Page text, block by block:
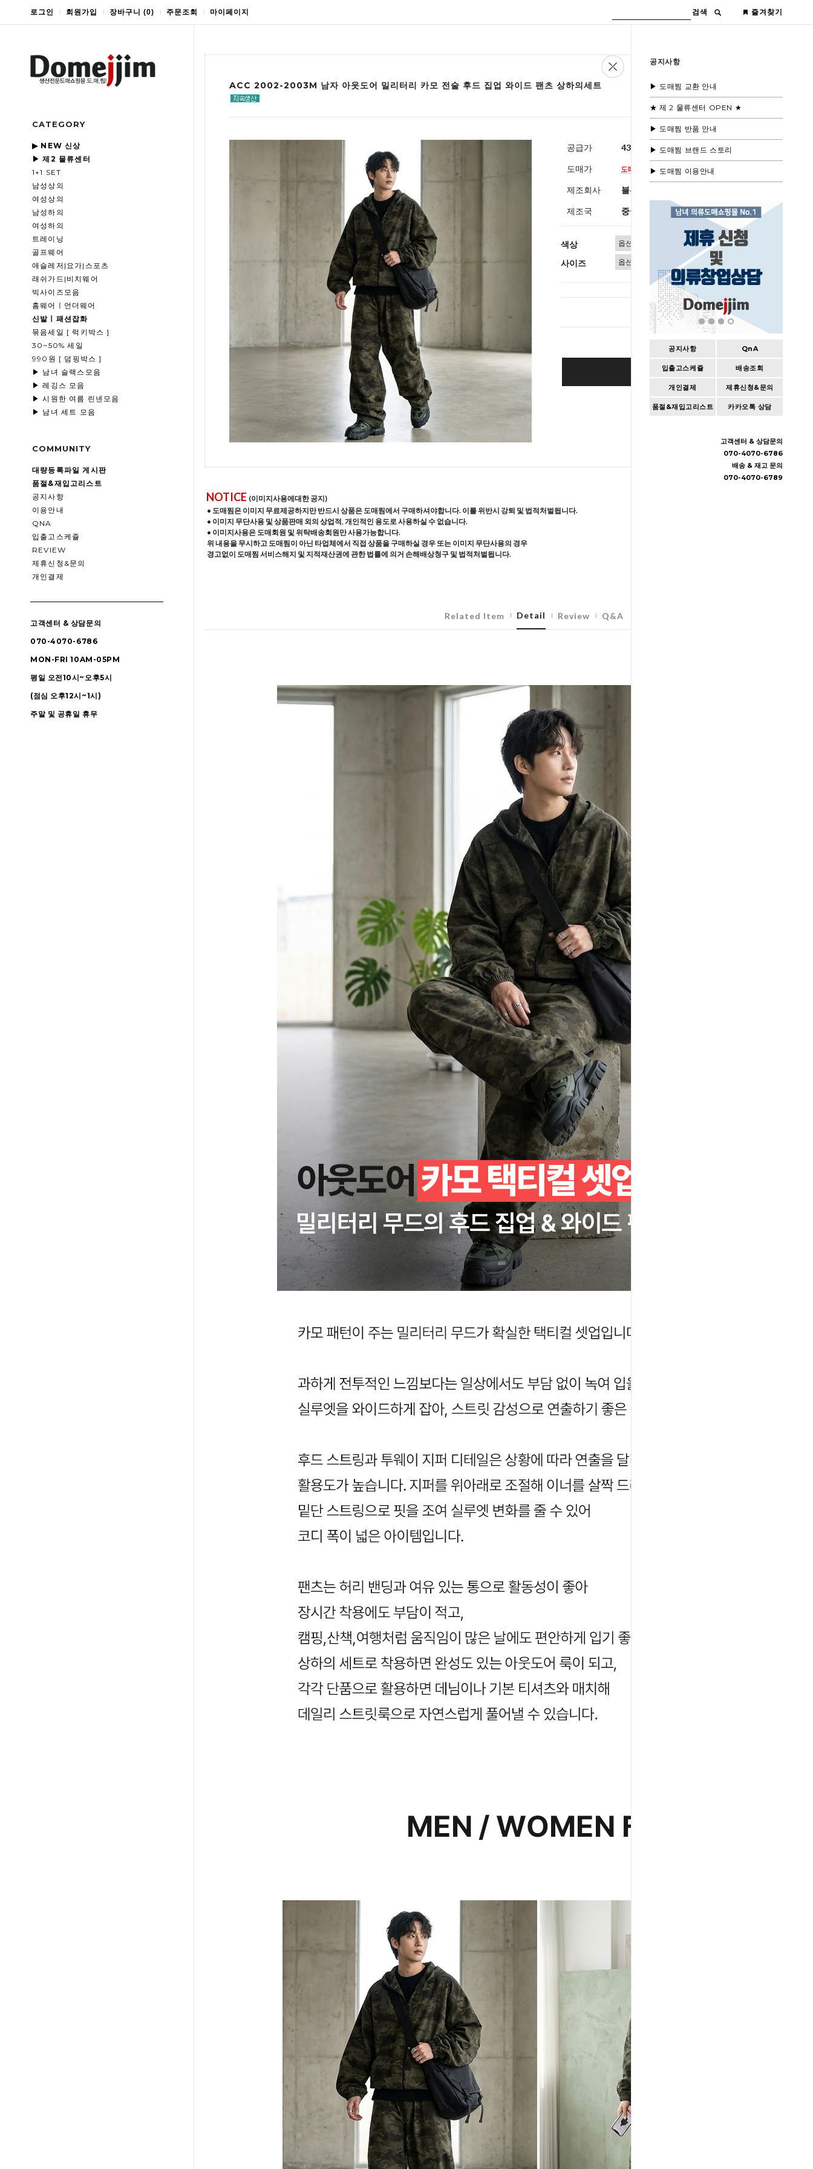
로그인 회원가입 장바구니 (0) 주문조회 마이페이지 검색 즐겨찾기
CATEGORY
▶ NEW 신상
▶ 제2 물류센터
1+1 SET
남성상의
여성상의
남성하의
여성하의
트레이닝
골프웨어
애슬레저|요가|스포츠
래쉬가드|비치웨어
빅사이즈모음
홈웨어ㅣ언더웨어
신발ㅣ패션잡화
묶음세일 [ 럭키박스 ]
30~50% 세일
990원 [ 덤핑박스 ]
▶ 남녀 슬랙스모음
▶ 레깅스 모음
▶ 시원한 여름 린넨모음
▶ 남녀 세트 모음
COMMUNITY
대량등록파일 게시판
품절&재입고리스트
공지사항
이용안내
QNA
입출고스케쥴
REVIEW
제휴신청&문의
개인결제
고객센터 & 상담문의
070-4070-6786
MON-FRI 10AM-05PM
평일 오전10시~오후5시
(점심 오후12시~1시)
주말 및 공휴일 휴무
공지사항
▶ 도매찜 교환 안내
★ 제 2 물류센터 OPEN ★
▶ 도매찜 반품 안내
▶ 도매찜 브랜드 스토리
▶ 도매찜 이용안내
공지사항 QnA
입출고스케쥴 배송조회
개인결제 제휴신청&문의
품절&재입고리스트 카카오톡 상담
고객센터 & 상담문의
070-4070-6786
배송 & 재고 문의
070-4070-6789
ACC 2002-2003M 남자 아웃도어 밀리터리 카모 전술 후드 집업 와이드 팬츠 상하의세트
공급가 43,000원(부가세별도)
도매가
제조회사 블루모드 제휴사
제조국 중국
색상
사이즈
BUY IT NOW
Cart Wishlist
NOTICE (이미지사용에대한 공지)
• 도매찜은 이미지 무료제공하지만 반드시 상품은 도매찜에서 구매하셔야합니다. 이를 위반시 강퇴 및 법적처벌됩니다.
• 이미지 무단사용 및 상품판매 외의 상업적, 개인적인 용도로 사용하실 수 없습니다.
• 이미지사용은 도매회원 및 위탁배송회원만 사용가능합니다.
위 내용을 무시하고 도매찜이 아닌 타업체에서 직접 상품을 구매하실 경우 또는 이미지 무단사용의 경우
경고없이 도매찜 서비스해지 및 지적재산권에 관한 법률에 의거 손해배상청구 및 법적처벌됩니다.
Related Item Detail Review Q&A